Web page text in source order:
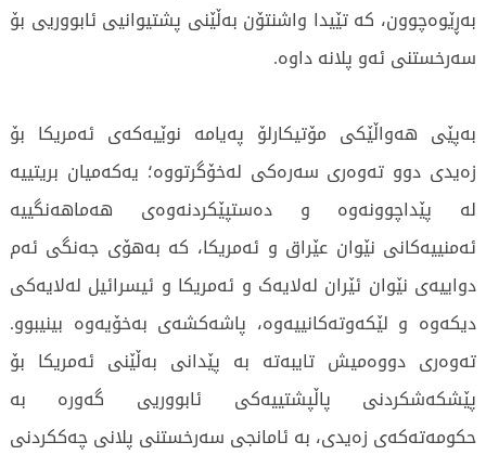
بەڕێوەچوون، کە تێیدا واشنتۆن بەڵێنی پشتیوانیی ئابووریی بۆ
سەرخستنی ئەو پلانە داوە.
بەپێی هەواڵێکی مۆتیکارلۆ پەیامە نوێیەکەی ئەمریکا بۆ
زەیدی دوو تەوەری سەرەکی لەخۆگرتووە؛ یەکەمیان بریتییە
لە پێداچوونەوە و دەستپێکردنەوەی هەماهەنگییە
ئەمنییەکانی نێوان عێراق و ئەمریکا، کە بەهۆی جەنگی ئەم
دواییەی نێوان ئێران لەلایەک و ئەمریکا و ئیسرائیل لەلایەکی
دیکەوە و لێکەوتەکانییەوە، پاشەکشەی بەخۆیەوە بینیبوو.
تەوەری دووەمیش تایبەتە بە پێدانی بەڵێنی ئەمریکا بۆ
پێشکەشکردنی پاڵپشتییەکی ئابووریی گەورە بە
حکومەتەکەی زەیدی، بە ئامانجی سەرخستنی پلانی چەککردنی